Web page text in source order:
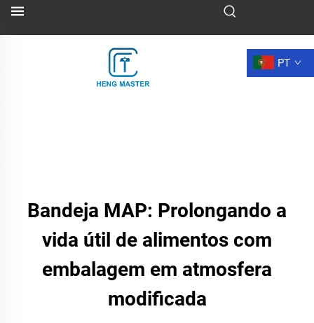
PT
Bandeja MAP: Prolongando a
vida útil de alimentos com
embalagem em atmosfera
modificada